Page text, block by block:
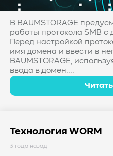
В BAUMSTORAGE
работы протокола SMB
Перед настройкой
имя домена и ввести в
BAUMSTORAGE,
ввода в домен....
Технология WORM
3 года назад